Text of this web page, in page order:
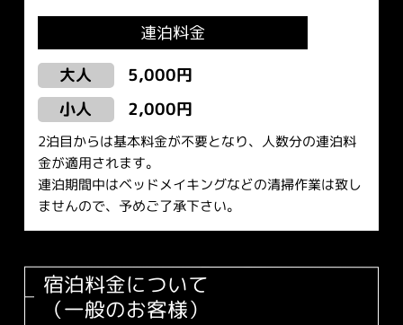
連泊料金
大人 5,000円
小人 2,000円
2泊目からは基本料金が不要となり、人数分の連泊料
金が適用されます。
連泊期間中はベッドメイキングなどの清掃作業は致し
ませんので、予めご了承下さい。
宿泊料金について
（一般のお客様）